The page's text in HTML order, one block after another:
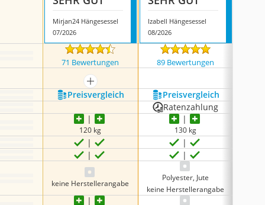
Mirjan24 Hängesessel
07/2026
Izabell Hängesessel
08/2026
71 Bewertungen 89 Bewertungen
mehr anzeigen
Preis­vergleich Preis­vergleich
Ratenzahlung
120 kg 130 kg
keine Herstellerangabe
Polyester, Jute
keine Herstellerangabe